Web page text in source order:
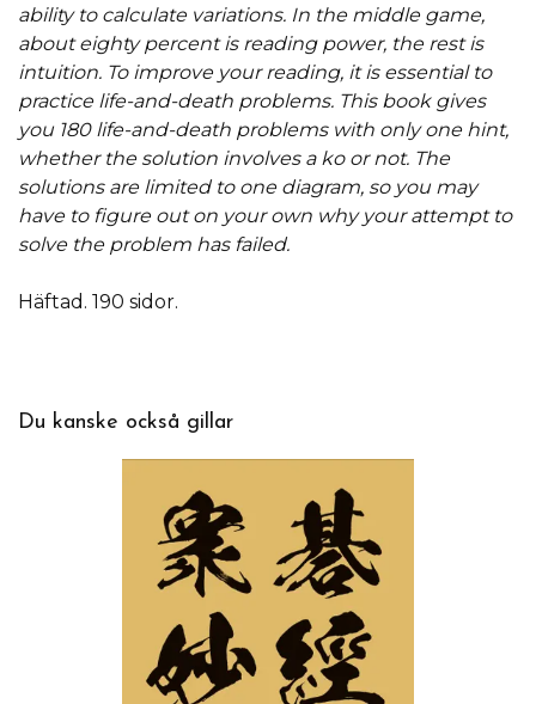
ability to calculate variations. In the middle game,
about eighty percent is reading power, the rest is
intuition. To improve your reading, it is essential to
practice life-and-death problems. This book gives
you 180 life-and-death problems with only one hint,
whether the solution involves a ko or not. The
solutions are limited to one diagram, so you may
have to figure out on your own why your attempt to
solve the problem has failed.
Häftad. 190 sidor.
Du kanske också gillar